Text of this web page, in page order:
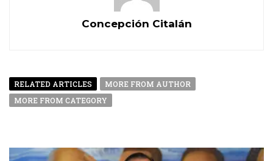
Concepción Citalán
RELATED ARTICLES
MORE FROM AUTHOR
MORE FROM CATEGORY